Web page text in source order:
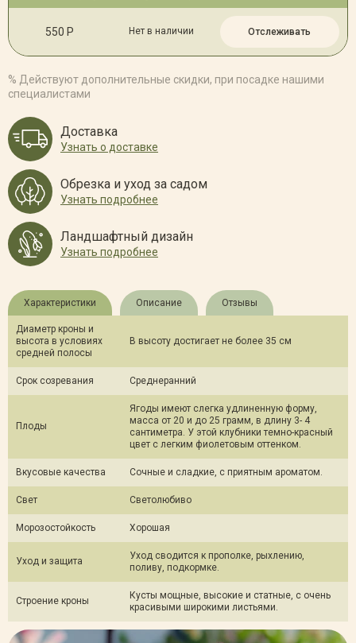
550 Р Нет в наличии Отслеживать
% Действуют дополнительные скидки, при посадке нашими
специалистами
Доставка
Узнать о доставке
Обрезка и уход за садом
Узнать подробнее
Ландшафтный дизайн
Узнать подробнее
Характеристики Описание Отзывы
Диаметр кроны и
высота в условиях
средней полосы
В высоту достигает не более 35 см
Срок созревания Среднеранний
Плоды
Ягоды имеют слегка удлиненную форму,
масса от 20 и до 25 грамм, в длину 3- 4
сантиметра. У этой клубники темно-красный
цвет с легким фиолетовым оттенком.
Вкусовые качества Сочные и сладкие, с приятным ароматом.
Свет Светолюбиво
Морозостойкость Хорошая
Уход и защита
Уход сводится к прополке, рыхлению,
поливу, подкормке.
Строение кроны
Кусты мощные, высокие и статные, с очень
красивыми широкими листьями.